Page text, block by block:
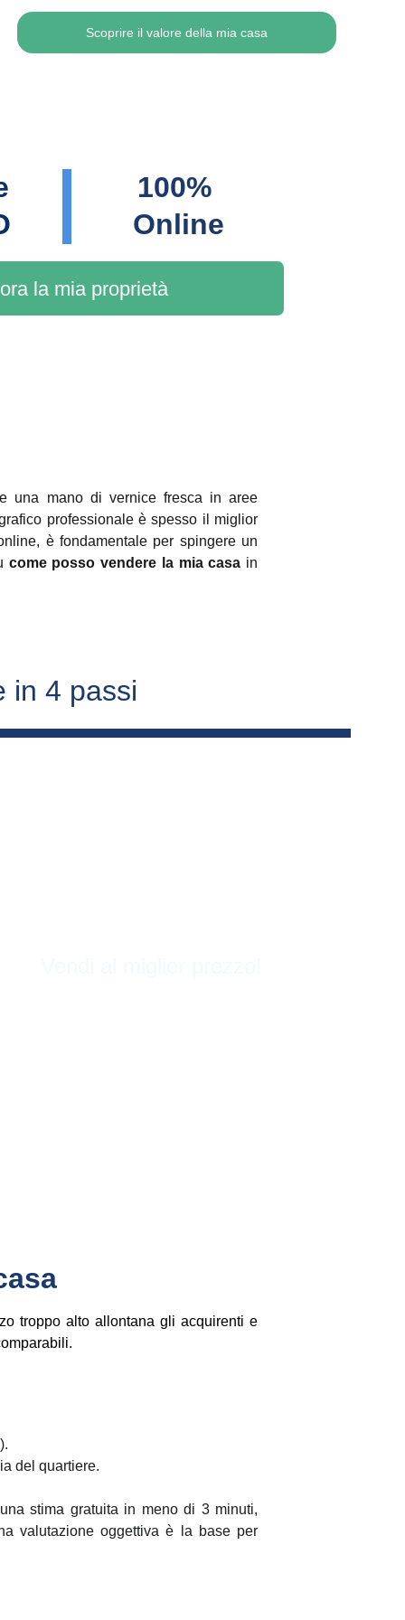
Scoprire il valore della mia casa
100%
Online
la mia proprietà
una mano di vernice fresca in aree
professionale è spesso il miglior
è fondamentale per spingere un
come posso vendere la mia casa in
in 4 passi
troppo alto allontana gli acquirenti e
del quartiere.
stima gratuita in meno di 3 minuti,
valutazione oggettiva è la base per